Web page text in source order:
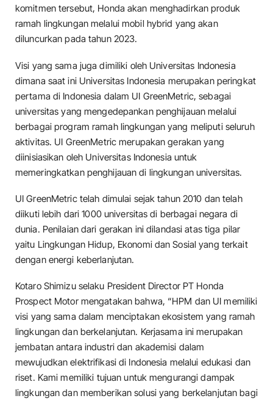
komitmen tersebut, Honda akan menghadirkan produk
ramah lingkungan melalui mobil hybrid yang akan
diluncurkan pada tahun 2023.
Visi yang sama juga dimiliki oleh Universitas Indonesia
dimana saat ini Universitas Indonesia merupakan peringkat
pertama di Indonesia dalam UI GreenMetric, sebagai
universitas yang mengedepankan penghijauan melalui
berbagai program ramah lingkungan yang meliputi seluruh
aktivitas. UI GreenMetric merupakan gerakan yang
diinisiasikan oleh Universitas Indonesia untuk
memeringkatkan penghijauan di lingkungan universitas.
UI GreenMetric telah dimulai sejak tahun 2010 dan telah
diikuti lebih dari 1000 universitas di berbagai negara di
dunia. Penilaian dari gerakan ini dilandasi atas tiga pilar
yaitu Lingkungan Hidup, Ekonomi dan Sosial yang terkait
dengan energi keberlanjutan.
Kotaro Shimizu selaku President Director PT Honda
Prospect Motor mengatakan bahwa, “HPM dan UI memiliki
visi yang sama dalam menciptakan ekosistem yang ramah
lingkungan dan berkelanjutan. Kerjasama ini merupakan
jembatan antara industri dan akademisi dalam
mewujudkan elektrifikasi di Indonesia melalui edukasi dan
riset. Kami memiliki tujuan untuk mengurangi dampak
lingkungan dan memberikan solusi yang berkelanjutan bagi